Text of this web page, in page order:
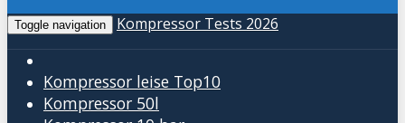
Toggle navigation Kompressor Tests 2026
Kompressor leise Top10
Kompressor 50l